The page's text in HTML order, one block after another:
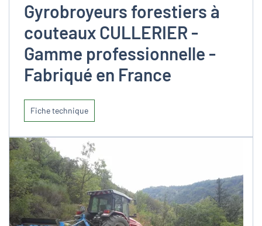
Gyrobroyeurs forestiers à
couteaux CULLERIER -
Gamme professionnelle -
Fabriqué en France
Fiche technique